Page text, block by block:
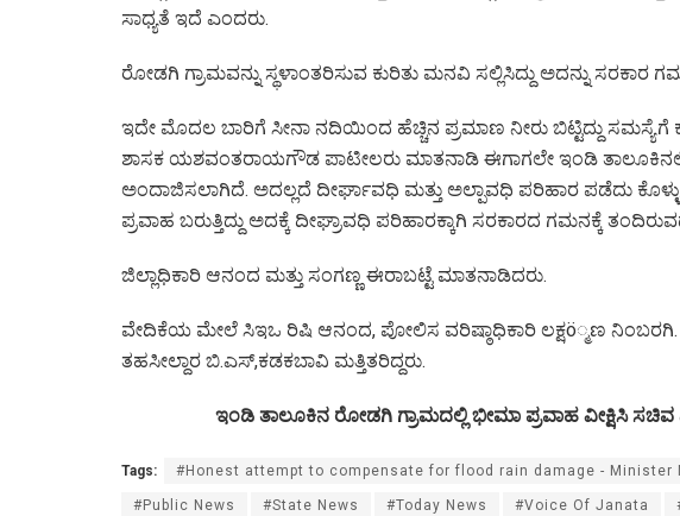
ಸಾಧ್ಯತೆ ಇದೆ ಎಂದರು.
ರೋಡಗಿ ಗ್ರಾಮವನ್ನು ಸ್ಥಳಾಂತರಿಸುವ ಕುರಿತು ಮನವಿ ಸಲ್ಲಿಸಿದ್ದು ಅದನ್ನು ಸರಕಾರ
ಇದೇ ಮೊದಲ ಬಾರಿಗೆ ಸೀನಾ ನದಿಯಿಂದ ಹೆಚ್ಚಿನ ಪ್ರಮಾಣ ನೀರು ಬಿಟ್ಟಿದ್ದು ಸಮಸ್ಯೆಗೆ
ಶಾಸಕ ಯಶವಂತರಾಯಗೌಡ ಪಾಟೀಲರು ಮಾತನಾಡಿ ಈಗಾಗಲೇ ಇಂಡಿ
ಅಂದಾಜಿಸಲಾಗಿದೆ. ಅದಲ್ಲದೆ ದೀರ್ಘಾವಧಿ ಮತ್ತು ಅಲ್ಪಾವಧಿ ಪರಿಹಾರ ಪಡೆದು
ಪ್ರವಾಹ ಬರುತ್ತಿದ್ದು ಅದಕ್ಕೆ ದೀಘ್ರಾವಧಿ ಪರಿಹಾರಕ್ಕಾಗಿ ಸರಕಾರದ ಗಮನಕ್ಕೆ
ಜಿಲ್ಲಾಧಿಕಾರಿ ಆನಂದ ಮತ್ತು ಸಂಗಣ್ಣ ಈರಾಬಟ್ಟೆ ಮಾತನಾಡಿದರು.
ವೇದಿಕೆಯ ಮೇಲೆ ಸಿಇಒ ರಿಷಿ ಆನಂದ, ಪೋಲಿಸ ವರಿಷ್ಠಾಧಿಕಾರಿ ಲಕ್ಷö್ಮಣ ನಿಂಬರಗಿ.
ತಹಸೀಲ್ದಾರ ಬಿ.ಎಸ್,ಕಡಕಬಾವಿ ಮತ್ತಿತರಿದ್ದರು.
ಇಂಡಿ ತಾಲೂಕಿನ ರೋಡಗಿ ಗ್ರಾಮದಲ್ಲಿ ಭೀಮಾ ಪ್ರವಾಹ ವೀಕ್ಷಿಸಿ
Tags: #Honest attempt to compensate for flood rain damage - Minister
#Public News #State News #Today News #Voice Of Janata